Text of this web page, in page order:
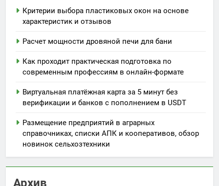
Критерии выбора пластиковых окон на основе
характеристик и отзывов
Расчет мощности дровяной печи для бани
Как проходит практическая подготовка по
современным профессиям в онлайн-формате
Виртуальная платёжная карта за 5 минут без
верификации и банков с пополнением в USDT
Размещение предприятий в аграрных
справочниках, списки АПК и кооперативов, обзор
новинок сельхозтехники
Архив